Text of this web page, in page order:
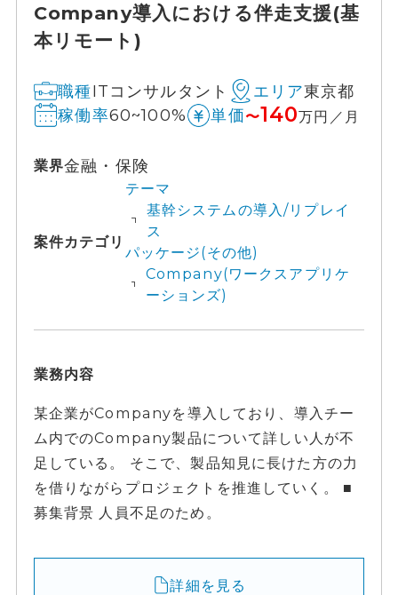
Company導入における伴走支援(基
本リモート)
職種ITコンサルタント エリア東京都
稼働率60~100% 単価〜140万円／月
業界金融・保険
案件カテゴリ
テーマ
基幹システムの導入/リプレイ
ス
パッケージ(その他)
Company(ワークスアプリケ
ーションズ)
業務内容
某企業がCompanyを導入しており、導入チー
ム内でのCompany製品について詳しい人が不
足している。 そこで、製品知見に長けた方の力
を借りながらプロジェクトを推進していく。 ■
募集背景 人員不足のため。
詳細を見る